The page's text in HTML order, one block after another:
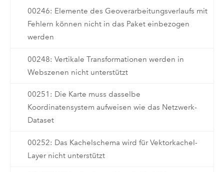
00246: Elemente des Geoverarbeitungsverlaufs mit
Fehlern können nicht in das Paket einbezogen
werden
00248: Vertikale Transformationen werden in
Webszenen nicht unterstützt
00251: Die Karte muss dasselbe
Koordinatensystem aufweisen wie das Netzwerk-
Dataset
00252: Das Kachelschema wird für Vektorkachel-
Layer nicht unterstützt